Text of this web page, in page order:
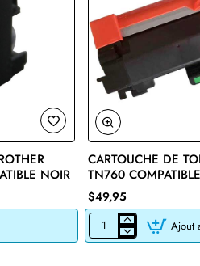
🔥 Bestseller
NOIR
CARTOUCHE DE
TN760
$49,95
CARTOUCHE
DE
Ajout